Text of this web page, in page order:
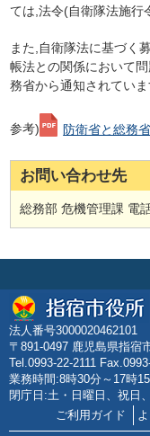
ては,法令(自衛隊法施行
また,自衛隊法に基づく
帳法との関係において
務省から通知されていま
参考) 防衛省と総務
お問い合わせ先
総務部 危機管理課 電
法人番号3000020462101
〒891-0497 鹿児島県指宿
Tel.0993-22-2111
業務時間:8時30分～17時
閉庁日:土・日曜日、祝日
ご利用ガイド